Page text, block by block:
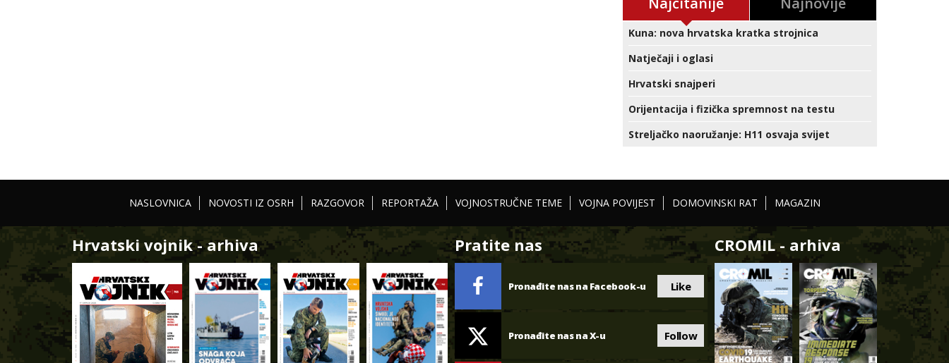
Kuna: nova hrvatska kratka strojnica
Natječaji i oglasi
Hrvatski snajperi
Orijentacija i fizička spremnost na testu
Streljačko naoružanje: H11 osvaja svijet
NASLOVNICA NOVOSTI IZ OSRH RAZGOVOR REPORTAŽA VOJNOSTRUČNE TEME VOJNA POVIJEST DOMOVINSKI RAT MAGAZIN
Hrvatski vojnik - arhiva Pratite nas
Pronađite nas na Facebook-u Like
Pronađite nas na X-u Follow
CROMIL - arhiva